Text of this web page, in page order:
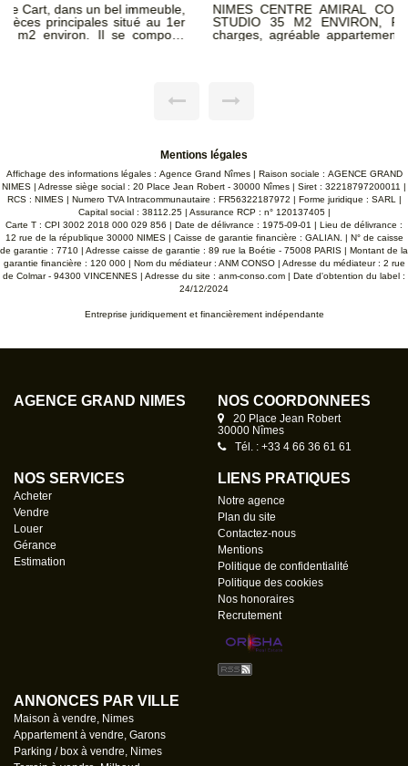
NIMES CENTRE AMIRAL COURBET GAMBETTA GRAND
STUDIO 35 M2 ENVIRON, Petit Immeuble avec faibles
charges, agréable appartement avec cuisine aménagée et
TTC DONT 106€ TTC PR ETAT DES LIEUX
Mentions légales
Affichage des informations légales : Agence Grand Nîmes | Raison sociale : AGENCE GRAND
NIMES | Adresse siège social : 20 Place Jean Robert - 30000 Nîmes | Siret : 32218797200011 |
RCS : NIMES | Numero TVA Intracommunautaire : FR56322187972 | Forme juridique : SARL |
Capital social : 38112.25 | Assurance RCP : n° 120137405 |
Carte T : CPI 3002 2018 000 029 856 | Date de délivrance : 1975-09-01 | Lieu de délivrance :
12 rue de la république 30000 NIMES | Caisse de garantie financière : GALIAN. | N° de caisse
de garantie : 7710 | Adresse caisse de garantie : 89 rue la Boétie - 75008 PARIS | Montant de la
garantie financière : 120 000 | Nom du médiateur : ANM CONSO | Adresse du médiateur : 2 rue
de Colmar - 94300 VINCENNES | Adresse du site : anm-conso.com | Date d'obtention du label :
24/12/2024
Entreprise juridiquement et financièrement indépendante
AGENCE GRAND NÎMES NOS COORDONNÉES
20 Place Jean Robert
30000 Nîmes
Tél. : +33 4 66 36 61 61
NOS SERVICES
Acheter
Vendre
Louer
Gérance
Estimation
LIENS PRATIQUES
Notre agence
Plan du site
Contactez-nous
Mentions
Politique de confidentialité
Politique des cookies
Nos honoraires
Recrutement
ANNONCES PAR VILLE
Maison à vendre, Nimes
Appartement à vendre, Garons
Parking / box à vendre, Nimes